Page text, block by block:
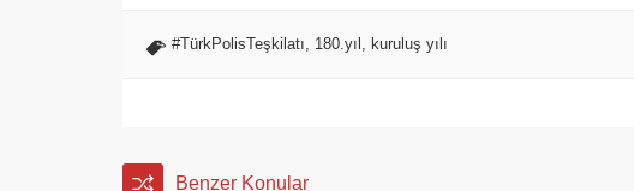
#TürkPolisTeşkilatı, 180.yıl , kuruluş yılı
Benzer Konular